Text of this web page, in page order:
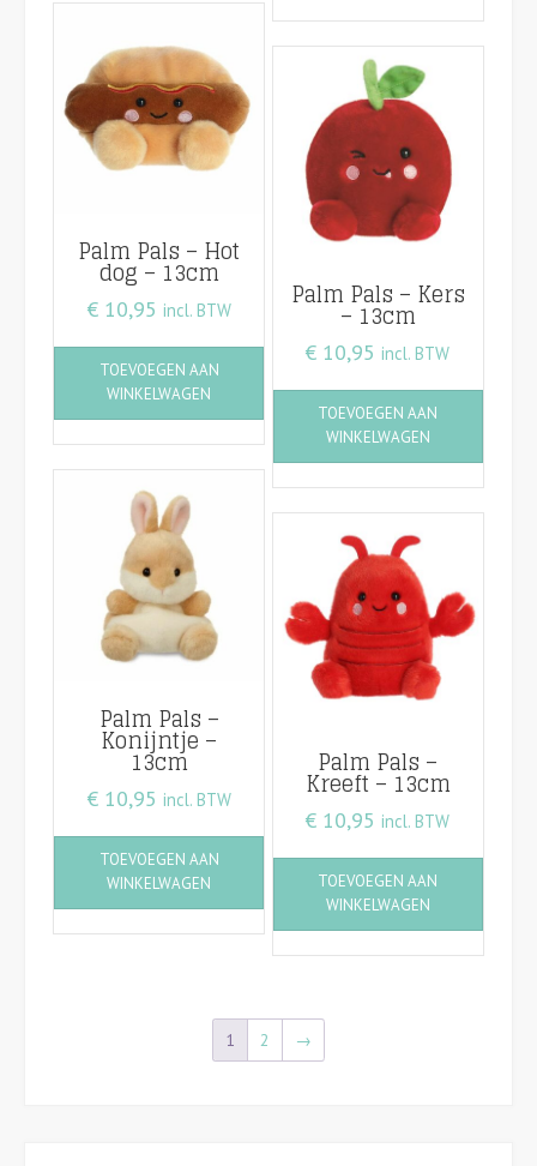
Palm Pals – Hot
dog – 13cm
€10,95 incl. BTW
TOEVOEGEN AAN
WINKELWAGEN
Palm Pals – Kers
– 13cm
€ 10,95 incl. BTW
TOEVOEGEN AAN
WINKELWAGEN
Palm Pals –
Konijntje –
13cm
€10,95 incl. BTW
TOEVOEGEN AAN
WINKELWAGEN
Palm Pals –
Kreeft – 13cm
€ 10,95 incl. BTW
TOEVOEGEN AAN
WINKELWAGEN
1 2 →